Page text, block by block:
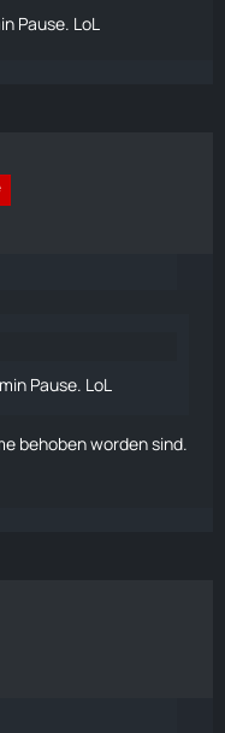
Pause. LoL
Pause. LoL
behoben worden sind.